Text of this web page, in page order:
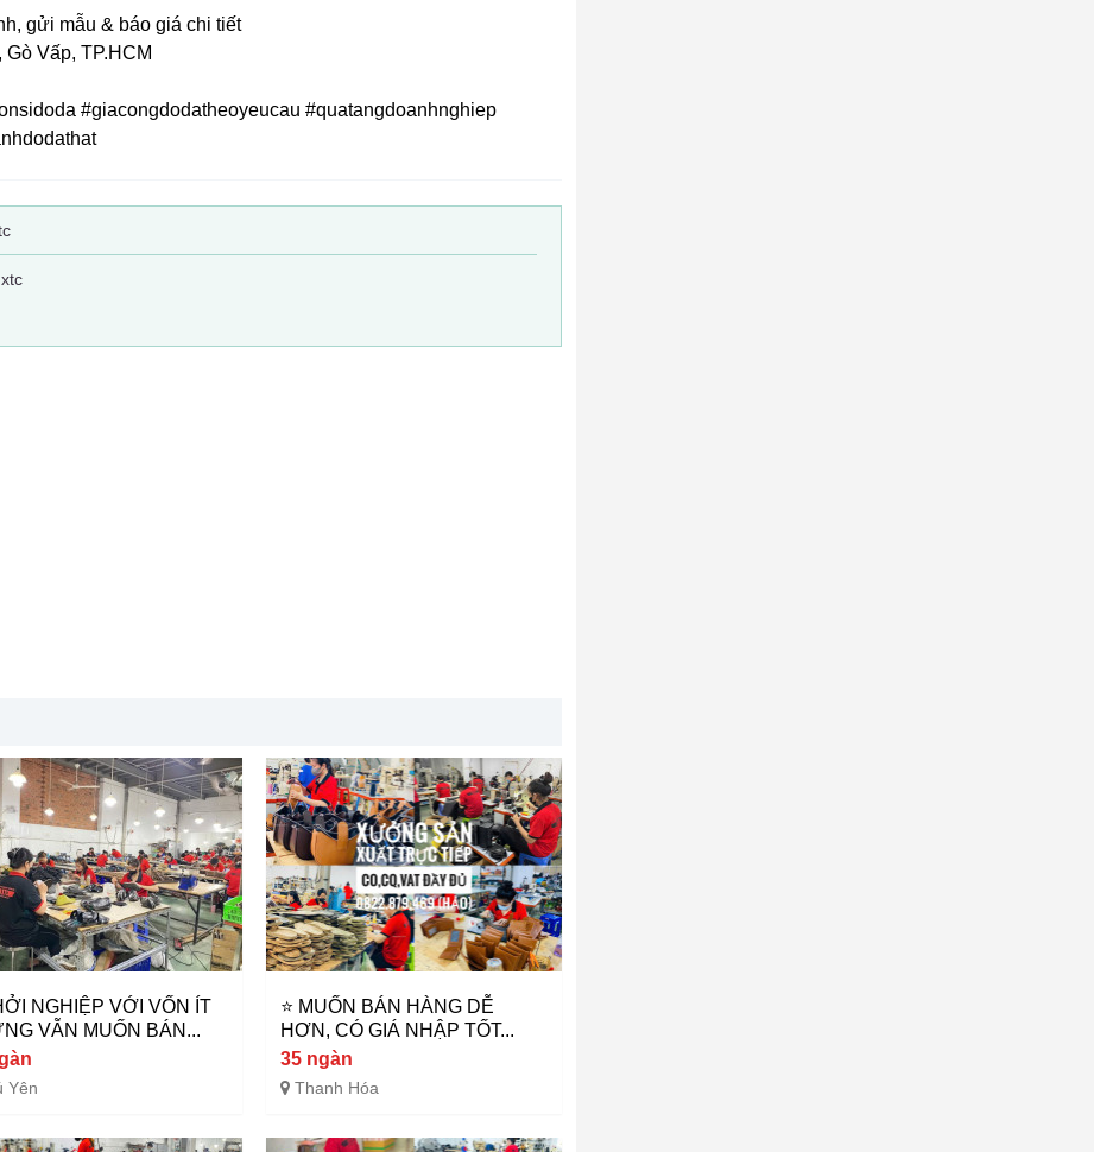
gửi mẫu & báo giá chi tiết
Vấp, TP.HCM
#giacongdodatheoyeucau #quatangdoanhnghiep
NGHIỆP VỚI VỐN ÍT
VẪN MUỐN BÁN...
Yên
⭐ MUỐN BÁN HÀNG DỄ
HƠN, CÓ GIÁ NHẬP TỐT...
35 ngàn
Thanh Hóa